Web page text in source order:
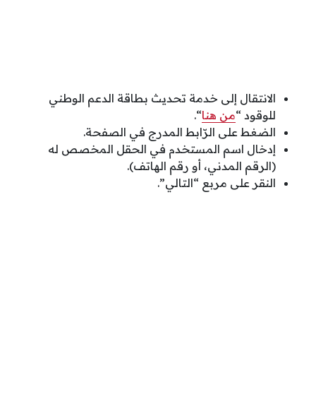
الانتقال إلى خدمة تحديث بطاقة الدعم الوطني
للوقود “من هنا“.
الضغط على الرّابط المدرج في الصفحة.
إدخال اسم المستخدم في الحقل المخصص له
(الرقم المدني، أو رقم الهاتف).
النقر على مربع “التالي”.